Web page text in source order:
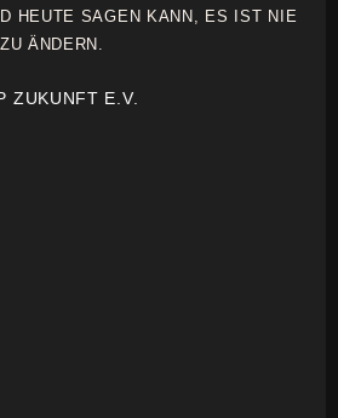
HEUTE SAGEN KANN, ES IST NIE
ÄNDERN.
ZUKUNFT E.V.